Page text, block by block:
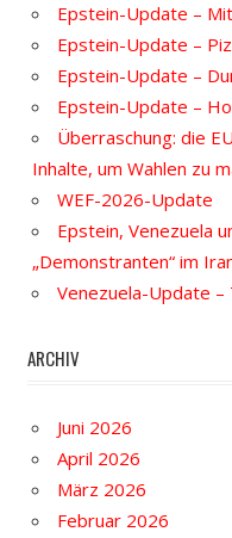
Epstein-Update –
Epstein-Update –
Epstein-Update –
Epstein-Update –
Überraschung: die
Inhalte, um Wahlen zu
WEF-2026-Update
Epstein, Venezuela
„Demonstranten“ im
Venezuela-Update –
ARCHIV
Juni 2026
April 2026
März 2026
Februar 2026